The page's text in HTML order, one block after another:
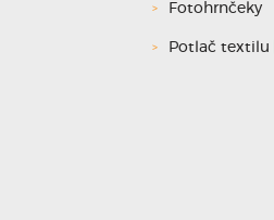
Fotohrnčeky
Potlač textilu